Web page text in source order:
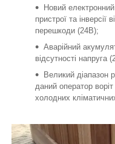
Новий
пристрої та інверсії
перешкоди (24В);
Аварійний
відсутності напруга
Великий діапазон
даний оператор
холодних